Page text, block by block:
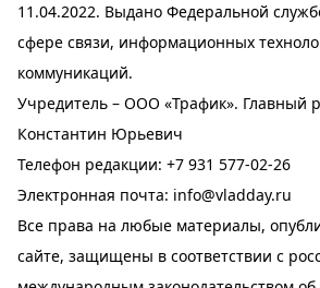
11.04.2022. Выдано Федеральной
сфере связи, информационных
коммуникаций.
Учредитель – ООО «Трафик». Главный
Константин Юрьевич
Телефон редакции: +7 931 577-02-26
Электронная почта: info@vladday.ru
Все права на любые материалы,
сайте, защищены в соответствии с